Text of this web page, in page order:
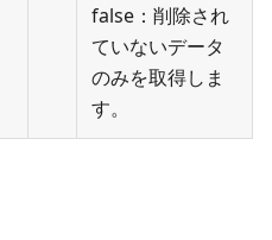
false：削除され
ていないデータ
のみを取得しま
す。